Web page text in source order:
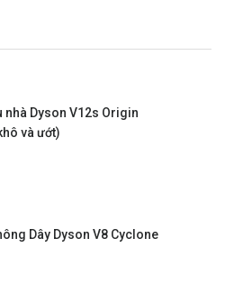
nhà Dyson V12s Origin
và ướt)
Dây Dyson V8 Cyclone